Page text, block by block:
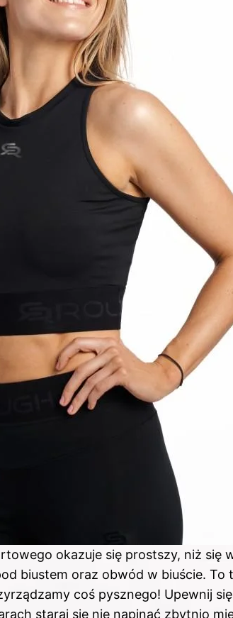
okazuje się prostszy, niż się
biustem oraz obwód w biuście. To
coś pysznego! Upewnij
staraj się nie napinać zbytnio